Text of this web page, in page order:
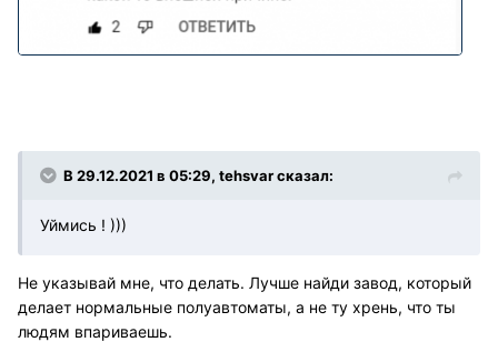
В 29.12.2021 в 05:29, tehsvar сказал:
Уймись ! )))
Не указывай мне, что делать. Лучше найди завод, который
делает нормальные полуавтоматы, а не ту хрень, что ты
людям впариваешь.